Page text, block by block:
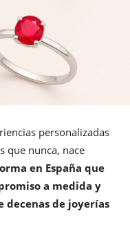
personalizadas
que nunca, nace
en España que
a medida y
de joyerías